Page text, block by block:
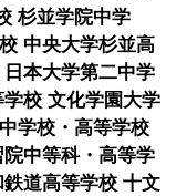
杉並学院中学
中央大学杉並高
本大学第二中学
校 文化学園大学
学校・高等学校
中等科・高等学
道高等学校 十文